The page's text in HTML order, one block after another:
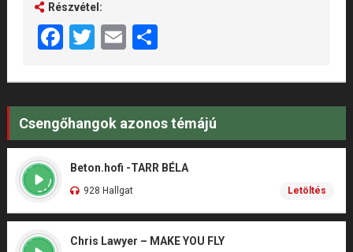
Részvétel:
Facebook
Twitter
EmailShare
Csengőhangok azonos témájú
Beton.hofi -TARR BÉLA
928 Hallgat Letöltés
Chris Lawyer – MAKE YOU FLY